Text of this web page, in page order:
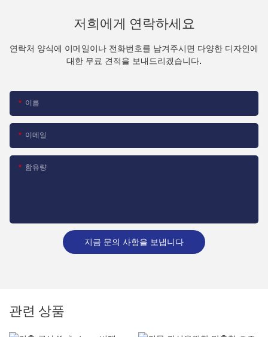
저희에게 연락하세요
연락처 양식에 이메일이나 전화번호를 남겨주시면 다양한 디자인에
대한 무료 견적을 보내드리겠습니다.
이름
이메일
함유량
지금 문의 사항을 보냅니다
관련 상품